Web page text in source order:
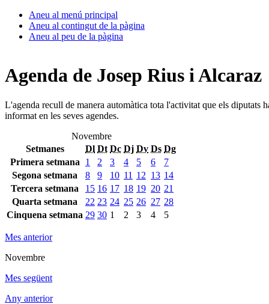
Aneu al menú principal
Aneu al contingut de la pàgina
Aneu al peu de la pàgina
Agenda de Josep Rius i Alcaraz
L'agenda recull de manera automàtica tota l'activitat que els diputats
informat en les seves agendes.
Novembre
Setmanes
Dl Dt Dc Dj Dv Ds Dg
Primera setmana
1 2 3 4 5 6
7
Segona setmana
8 9 10 11 12 13 14
Tercera setmana
15 16 17 18 19 20 21
Quarta setmana
22 23 24 25 26 27 28
Cinquena setmana 29 30 1 2 3 4 5
Mes anterior
Novembre
Mes següent
Any anterior